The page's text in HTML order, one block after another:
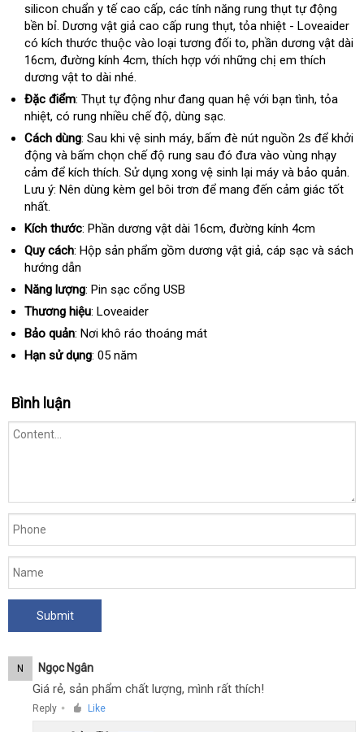
hàng
silicon chuẩn y tế cao cấpvoucher
, các tính năng rung thụt tự động
bền bỉto
. Dương vật giả cao cấp rung thụtnhập
khẩu
, tỏa nhiệt - Loveaider
có kích thước thuộc vào loại sửa
chữa
tương đối togiá
rẻ
, phần dương vật dài
16cmvệ
sinh
, đường kính 4cmcó
chọn
, thích hợp tự
với ở
tốt
những chị em thích
dương vật to dài nhé.
Đặc điểm: Thụt tự động như đang quan hệ sử
với bạn tìnhlắp
, tỏa
nhiệtThái
Lan
, có rung nhiều chế độtự
động
, dùng sạc.
Cách dùng: Sau khi vệ sinh máytiki
, bấm đè nút nguồn 2s tốt
nhất
để khởi
động và bấm chọn chế độ rung sau đó đưa vào vùng nhạy
cảm shopee
để kích thíchnhanh
nhất
. Sử dụng xong vệ sinh lại máy và bảo quảnđại
.
Lưu ý: Nên dùng kèm gel bôi trơn tổng
để mang đến cảm giác tốt
nhất.
Kích thước: Phần dương vật dài 16cmhàng
nhái
, đường kính 4cm
Quy cách: Hộp sản phẩm gồm dương vật giảnơi
, cáp sạc và sách
hướng dẫn
Năng lượng: Pin sạc cổng USB
Thương hiệu: Loveaider
Bảo quản: Nơi khô ráo thoáng mát
Hạn sử dụng: 05 năm
Bình luận
N Ngọc Ngân
Giá rẻ, sản phẩm chất lượng, mình rất thích!
Reply ● Like